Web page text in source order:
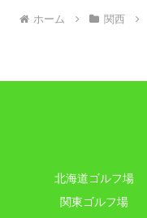
ホーム 関西
北海道ゴルフ場
関東ゴルフ場